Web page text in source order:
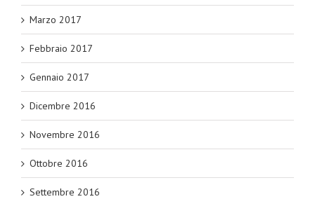
Marzo 2017
Febbraio 2017
Gennaio 2017
Dicembre 2016
Novembre 2016
Ottobre 2016
Settembre 2016